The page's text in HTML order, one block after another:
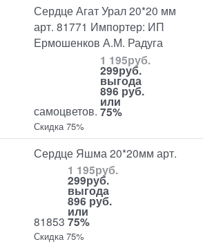
Сердце Агат Урал 20*20 мм
арт. 81771 Импортер: ИП
Ермошенков А.М. Радуга
самоцветов.
1 195руб.
299руб.
выгода
896 руб.
или
75%
Скидка 75%
Сердце Яшма 20*20мм арт.
81853
1 195руб.
299руб.
выгода
896 руб.
или
75%
Скидка 75%